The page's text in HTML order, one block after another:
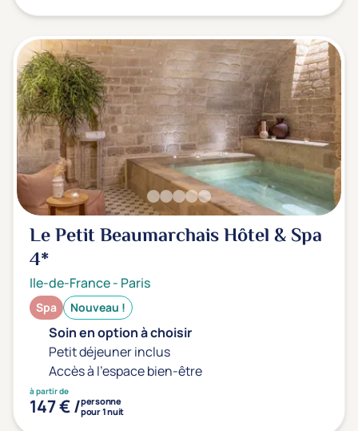
Le Petit Beaumarchais Hôtel & Spa
4*
Ile-de-France- Paris
Spa Nouveau !
Soin en option à choisir
Petit déjeuner inclus
Accès à l'espace bien-être
à partir de
147 € /personne
pour 1 nuit